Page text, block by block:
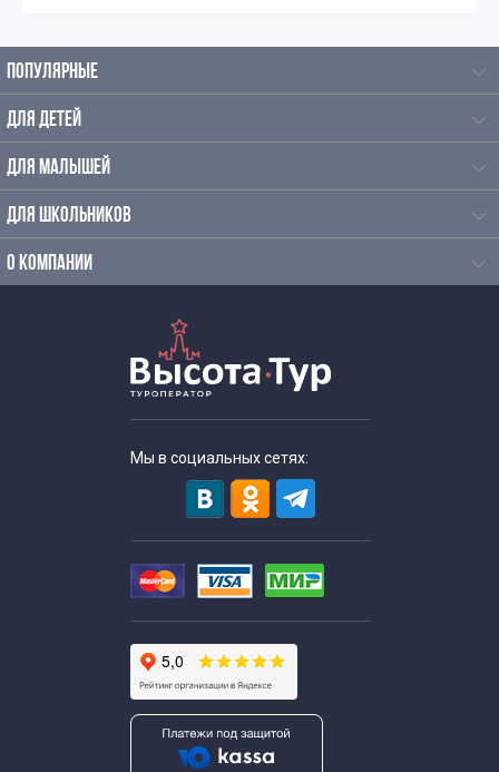
Литературные экскурсии для школьников
Экскурсии для школьников на каникулы
Осенние экскурсии для школьников
Экскурсии для школьников по русскому языку и
литературе
Экскурсии для старшеклассников
Экскурсии для школьников в апреле
Экскурсии для школьников в августе
ПОПУЛЯРНЫЕ
ДЛЯ ДЕТЕЙ
ДЛЯ МАЛЫШЕЙ
ДЛЯ ШКОЛЬНИКОВ
О КОМПАНИИ
Мы в социальных сетях: